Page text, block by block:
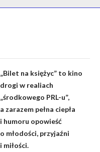
„Bilet na księżyc” to kino
drogi w realiach
„środkowego PRL-u”,
a zarazem pełna ciepła
i humoru opowieść
o młodości, przyjaźni
i miłości.